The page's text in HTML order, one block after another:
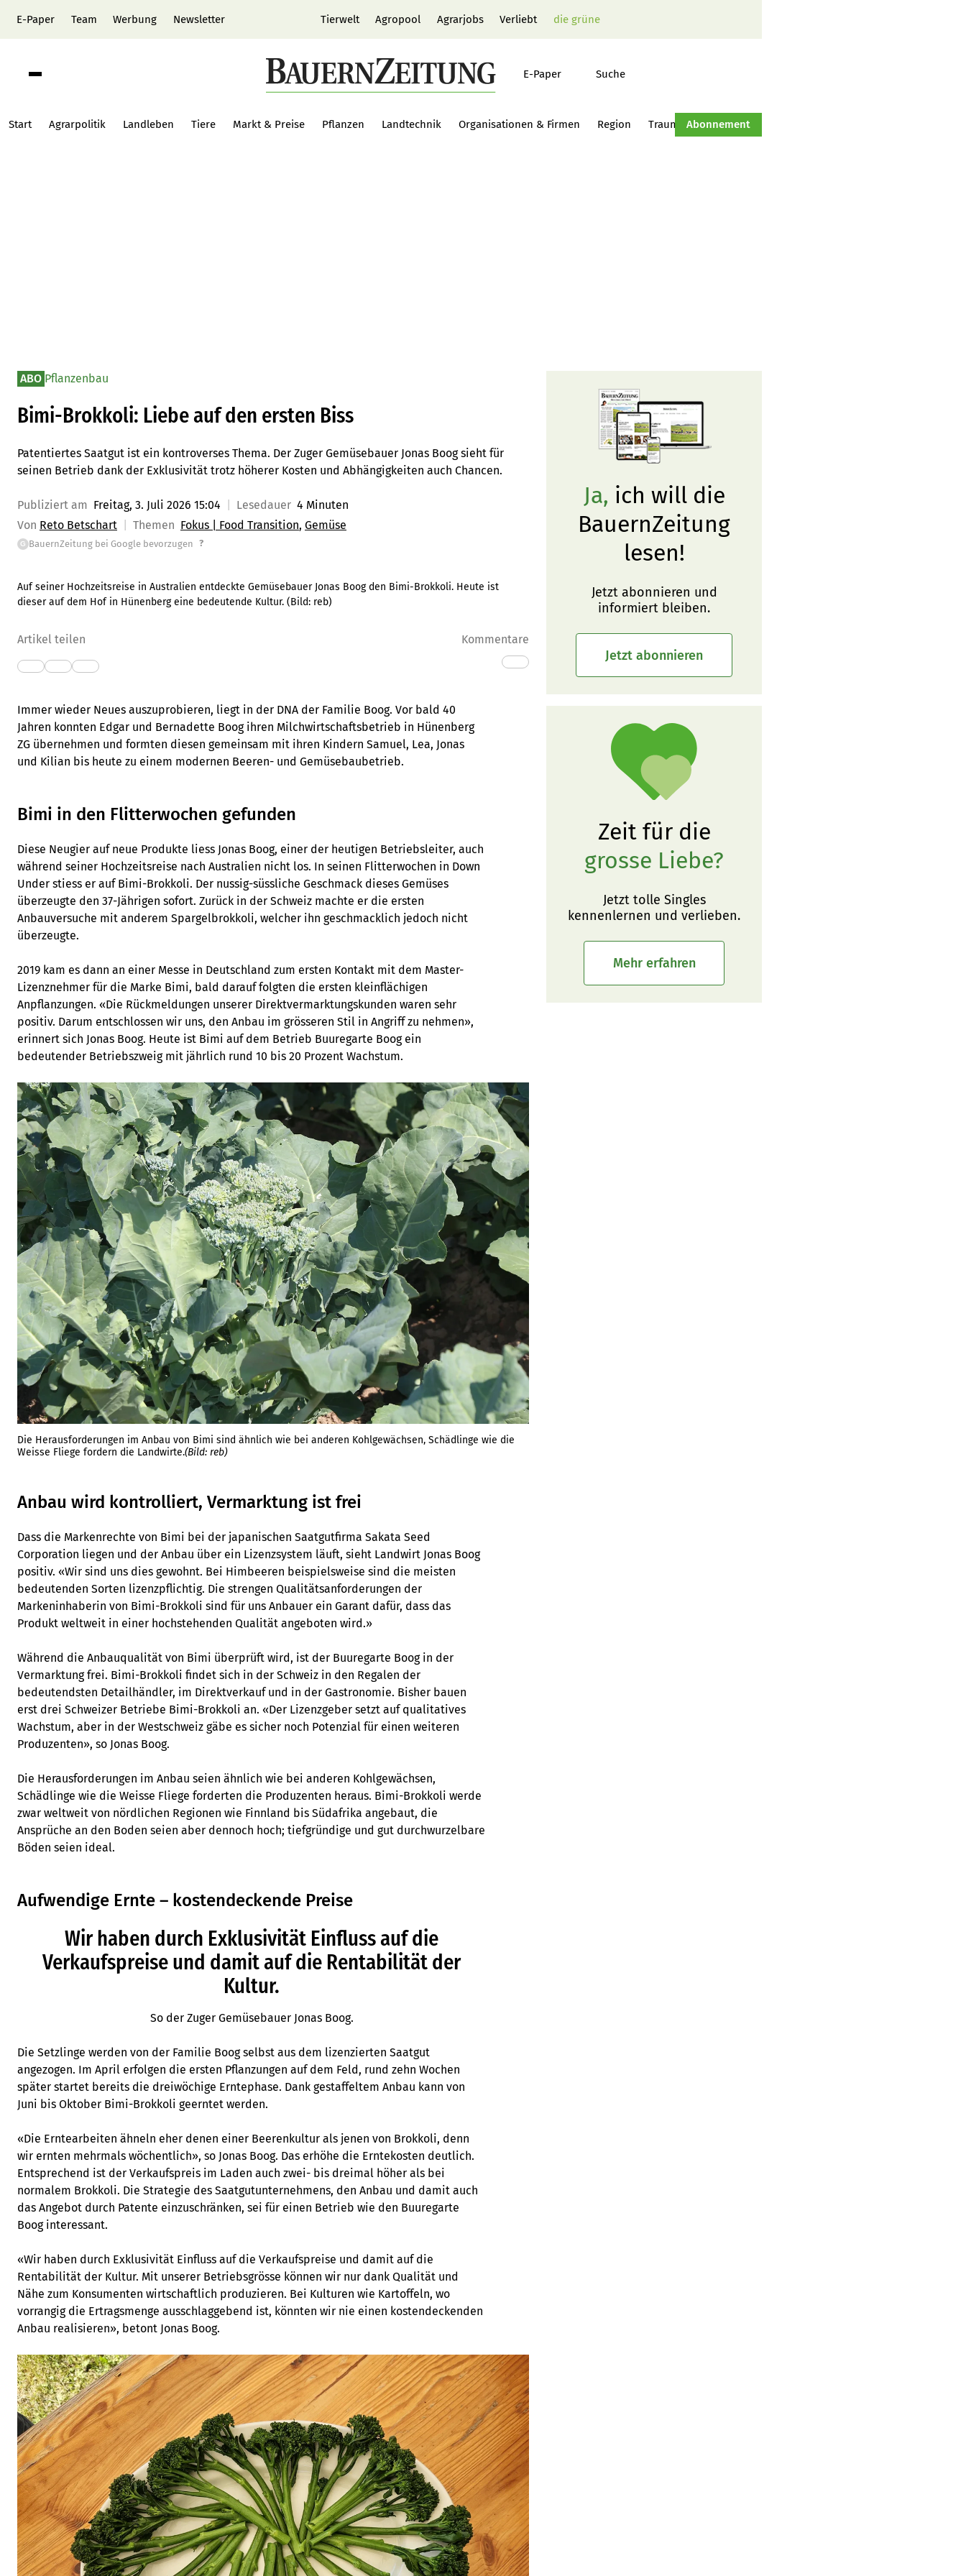
E-Paper Team Werbung Newsletter Tierwelt Agropool Agrarjobs Verliebt die grüne
E-Paper Suche
Start Agrarpolitik Landleben Tiere Markt & Preise Pflanzen Landtechnik Organisationen & Firmen Region Traumtraktor Hof-Management
Abonnement
ABO Pflanzenbau
Bimi-Brokkoli: Liebe auf den ersten Biss
Patentiertes Saatgut ist ein kontroverses Thema. Der Zuger Gemüsebauer Jonas Boog sieht für
seinen Betrieb dank der Exklusivität trotz höherer Kosten und Abhängigkeiten auch Chancen.
Publiziert am Freitag, 3. Juli 2026 15:04 Lesedauer 4 Minuten
Von Reto Betschart Themen Fokus | Food Transition Gemüse
G BauernZeitung bei Google bevorzugen ?
Auf seiner Hochzeitsreise in Australien entdeckte Gemüsebauer Jonas Boog den Bimi-Brokkoli. Heute ist
dieser auf dem Hof in Hünenberg eine bedeutende Kultur. (Bild: reb)
Artikel teilen Kommentare
Immer wieder Neues auszuprobieren, liegt in der DNA der Familie Boog. Vor bald 40
Jahren konnten Edgar und Bernadette Boog ihren Milchwirtschaftsbetrieb in Hünenberg
ZG übernehmen und formten diesen gemeinsam mit ihren Kindern Samuel, Lea, Jonas
und Kilian bis heute zu einem modernen Beeren- und Gemüsebaubetrieb.
Bimi in den Flitterwochen gefunden
Diese Neugier auf neue Produkte liess Jonas Boog, einer der heutigen Betriebsleiter, auch
während seiner Hochzeitsreise nach Australien nicht los. In seinen Flitterwochen in Down
Under stiess er auf Bimi-Brokkoli. Der nussig-süssliche Geschmack dieses Gemüses
überzeugte den 37-Jährigen sofort. Zurück in der Schweiz machte er die ersten
Anbauversuche mit anderem Spargelbrokkoli, welcher ihn geschmacklich jedoch nicht
überzeugte.
2019 kam es dann an einer Messe in Deutschland zum ersten Kontakt mit dem Master-
Lizenznehmer für die Marke Bimi, bald darauf folgten die ersten kleinflächigen
Anpflanzungen. «Die Rückmeldungen unserer Direktvermarktungskunden waren sehr
positiv. Darum entschlossen wir uns, den Anbau im grösseren Stil in Angriff zu nehmen»,
erinnert sich Jonas Boog. Heute ist Bimi auf dem Betrieb Buuregarte Boog ein
bedeutender Betriebszweig mit jährlich rund 10 bis 20 Prozent Wachstum.
Die Herausforderungen im Anbau von Bimi sind ähnlich wie bei anderen Kohlgewächsen, Schädlinge wie die
Weisse Fliege fordern die Landwirte.(Bild: reb)
Anbau wird kontrolliert, Vermarktung ist frei
Dass die Markenrechte von Bimi bei der japanischen Saatgutfirma Sakata Seed
Corporation liegen und der Anbau über ein Lizenzsystem läuft, sieht Landwirt Jonas Boog
positiv. «Wir sind uns dies gewohnt. Bei Himbeeren beispielsweise sind die meisten
bedeutenden Sorten lizenzpflichtig. Die strengen Qualitätsanforderungen der
Markeninhaberin von Bimi-Brokkoli sind für uns Anbauer ein Garant dafür, dass das
Produkt weltweit in einer hochstehenden Qualität angeboten wird.»
Während die Anbauqualität von Bimi überprüft wird, ist der Buuregarte Boog in der
Vermarktung frei. Bimi-Brokkoli findet sich in der Schweiz in den Regalen der
bedeutendsten Detailhändler, im Direktverkauf und in der Gastronomie. Bisher bauen
erst drei Schweizer Betriebe Bimi-Brokkoli an. «Der Lizenzgeber setzt auf qualitatives
Wachstum, aber in der Westschweiz gäbe es sicher noch Potenzial für einen weiteren
Produzenten», so Jonas Boog.
Die Herausforderungen im Anbau seien ähnlich wie bei anderen Kohlgewächsen,
Schädlinge wie die Weisse Fliege forderten die Produzenten heraus. Bimi-Brokkoli werde
zwar weltweit von nördlichen Regionen wie Finnland bis Südafrika angebaut, die
Ansprüche an den Boden seien aber dennoch hoch; tiefgründige und gut durchwurzelbare
Böden seien ideal.
Aufwendige Ernte – kostendeckende Preise
Wir haben durch Exklusivität Einfluss auf die
Verkaufspreise und damit auf die Rentabilität der
Kultur.
So der Zuger Gemüsebauer Jonas Boog.
Die Setzlinge werden von der Familie Boog selbst aus dem lizenzierten Saatgut
angezogen. Im April erfolgen die ersten Pflanzungen auf dem Feld, rund zehn Wochen
später startet bereits die dreiwöchige Erntephase. Dank gestaffeltem Anbau kann von
Juni bis Oktober Bimi-Brokkoli geerntet werden.
«Die Erntearbeiten ähneln eher denen einer Beerenkultur als jenen von Brokkoli, denn
wir ernten mehrmals wöchentlich», so Jonas Boog. Das erhöhe die Erntekosten deutlich.
Entsprechend ist der Verkaufspreis im Laden auch zwei- bis dreimal höher als bei
normalem Brokkoli. Die Strategie des Saatgutunternehmens, den Anbau und damit auch
das Angebot durch Patente einzuschränken, sei für einen Betrieb wie den Buuregarte
Boog interessant.
«Wir haben durch Exklusivität Einfluss auf die Verkaufspreise und damit auf die
Rentabilität der Kultur. Mit unserer Betriebsgrösse können wir nur dank Qualität und
Nähe zum Konsumenten wirtschaftlich produzieren. Bei Kulturen wie Kartoffeln, wo
vorrangig die Ertragsmenge ausschlaggebend ist, könnten wir nie einen kostendeckenden
Anbau realisieren», betont Jonas Boog.
Ja, ich will die
BauernZeitung
lesen!
Jetzt abonnieren und
informiert bleiben.
Jetzt abonnieren
Zeit für die
grosse Liebe?
Jetzt tolle Singles
kennenlernen und verlieben.
Mehr erfahren